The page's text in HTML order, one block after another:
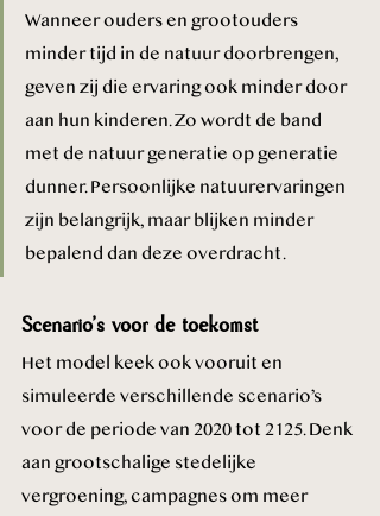
Wanneer ouders en grootouders
minder tijd in de natuur doorbrengen,
geven zij die ervaring ook minder door
aan hun kinderen. Zo wordt de band
met de natuur generatie op generatie
dunner. Persoonlijke natuurervaringen
zijn belangrijk, maar blijken minder
bepalend dan deze overdracht.
Scenario’s voor de toekomst
Het model keek ook vooruit en
simuleerde verschillende scenario’s
voor de periode van 2020 tot 2125. Denk
aan grootschalige stedelijke
vergroening, campagnes om meer